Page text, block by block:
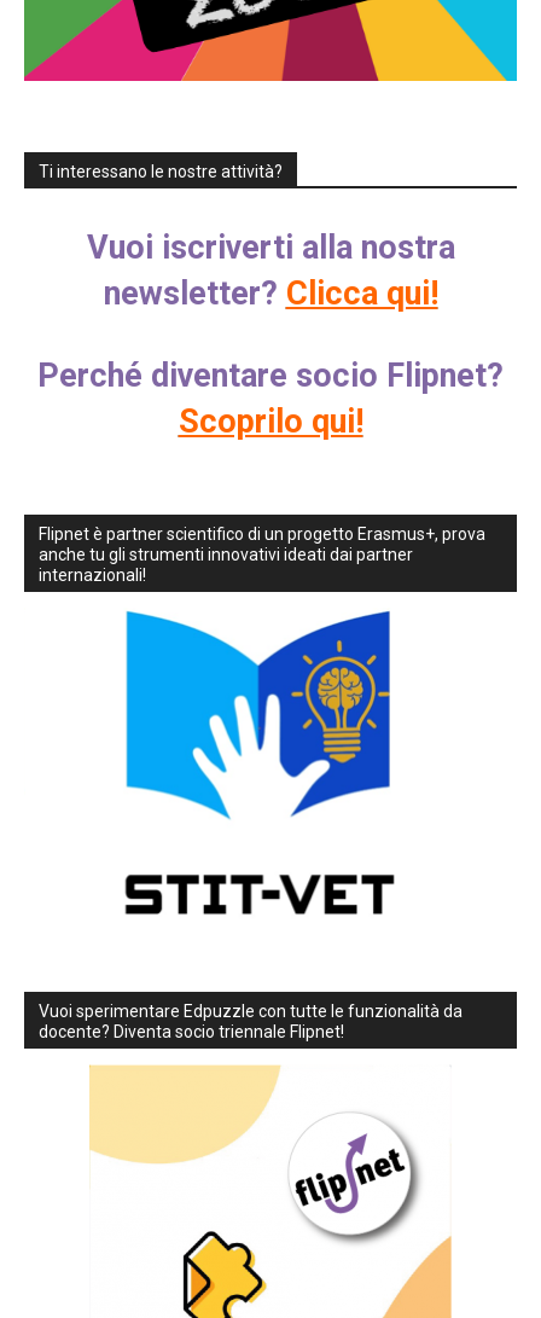
Ti interessano le nostre attività?
Vuoi iscriverti alla nostra
newsletter? Clicca qui!
Perché diventare socio Flipnet?
Scoprilo qui!
Flipnet è partner scientifico di un progetto Erasmus+, prova
anche tu gli strumenti innovativi ideati dai partner
internazionali!
Vuoi sperimentare Edpuzzle con tutte le funzionalità da
docente? Diventa socio triennale Flipnet!